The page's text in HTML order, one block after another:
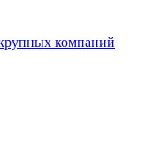
компаний